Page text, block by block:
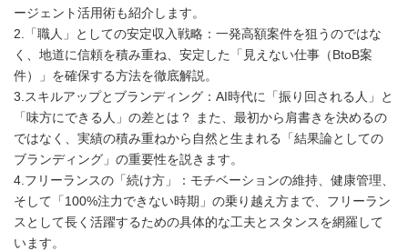
ージェント活用術も紹介します。
2.「職人」としての安定収入戦略：一発高額案件を狙うのではな
く、地道に信頼を積み重ね、安定した「見えない仕事（BtoB案
件）」を確保する方法を徹底解説。
3.スキルアップとブランディング：AI時代に「振り回される人」と
「味方にできる人」の差とは？ また、最初から肩書きを決めるの
ではなく、実績の積み重ねから自然と生まれる「結果論としての
ブランディング」の重要性を説きます。
4.フリーランスの「続け方」：モチベーションの維持、健康管理、
そして「100%注力できない時期」の乗り越え方まで、フリーラン
スとして長く活躍するための具体的な工夫とスタンスを網羅して
います。